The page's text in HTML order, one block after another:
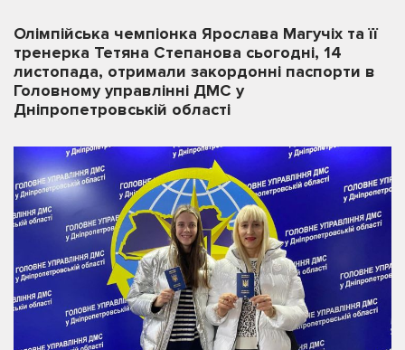
Олімпійська чемпіонка Ярослава Магучіх та її
тренерка Тетяна Степанова сьогодні, 14
листопада, отримали закордонні паспорти в
Головному управлінні ДМС у
Дніпропетровській області